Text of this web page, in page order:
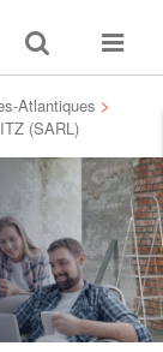
Toggle
search
Toggle
Atlantiques >
(SARL)